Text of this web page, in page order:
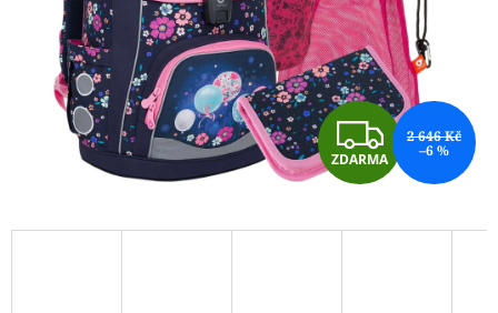
Z
D
A
ZDARMA
2 646 Kč
–6 %